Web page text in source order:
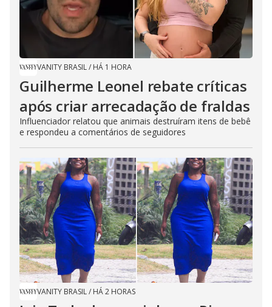
VANITY BRASIL/ HÁ 1 HORA
Guilherme Leonel rebate críticas
após criar arrecadação de fraldas
Influenciador relatou que animais destruíram itens de bebê
e respondeu a comentários de seguidores
VANITY BRASIL/ HÁ 2 HORAS